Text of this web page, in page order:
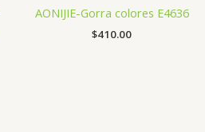
AONIJIE-Gorra colores E4636
$410.00